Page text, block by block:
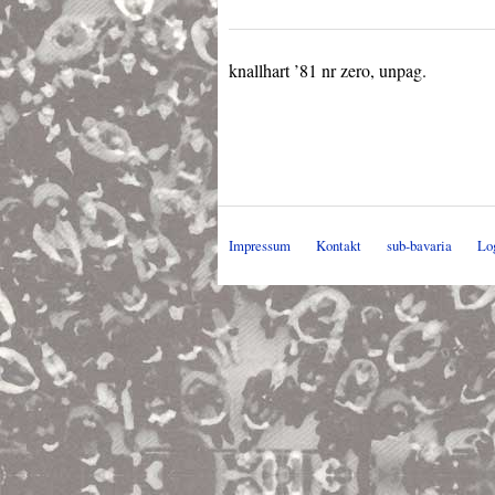
knallhart ’81 nr zero, unpag.
Impressum Kontakt sub-bavaria